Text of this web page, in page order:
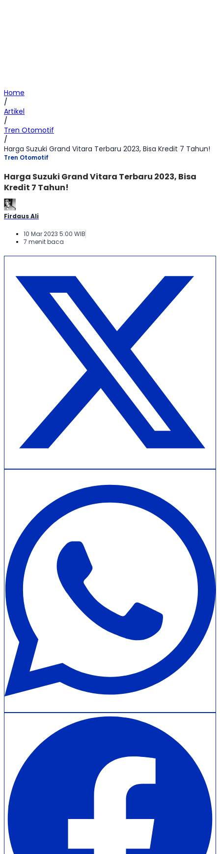
Home
/
Artikel
/
Tren Otomotif
/
Harga Suzuki Grand Vitara Terbaru 2023, Bisa Kredit 7 Tahun!
Tren Otomotif
Harga Suzuki Grand Vitara Terbaru 2023, Bisa
Kredit 7 Tahun!
Firdaus Ali
10 Mar 2023 5:00 WIB
7 menit baca